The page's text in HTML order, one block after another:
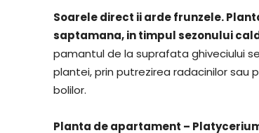
Soarele direct ii arde frunzele.
saptamana, in timpul sezonului
pamantul de la suprafata ghiveciului
plantei, prin putrezirea radacinilor sau
bolilor.
Planta de apartament –